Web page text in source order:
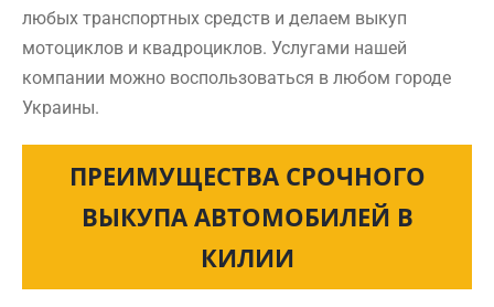
любых транспортных средств и делаем выкуп
мотоциклов и квадроциклов. Услугами нашей
компании можно воспользоваться в любом городе
Украины.
ПРЕИМУЩЕСТВА СРОЧНОГО
ВЫКУПА АВТОМОБИЛЕЙ В
КИЛИИ